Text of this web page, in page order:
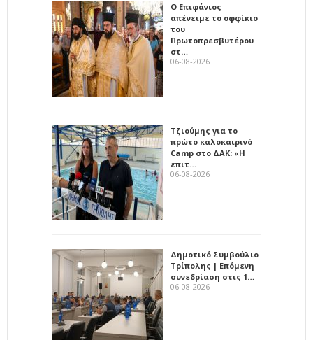
Ο Επιφάνιος
απένειμε το οφφίκιο
του
Πρωτοπρεσβυτέρου
στ…
06-08-2026
Τζιούμης για το
πρώτο καλοκαιρινό
Camp στο ΔΑΚ: «Η
επιτ…
06-08-2026
Δημοτικό Συμβούλιο
Τρίπολης | Επόμενη
συνεδρίαση στις 1…
06-08-2026